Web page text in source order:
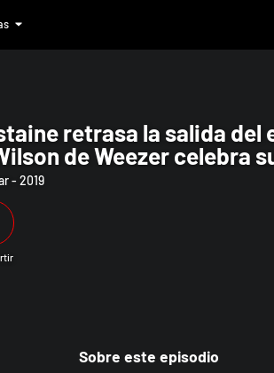
retrasa la salida del
de Weezer celebra
- 2019
Sobre este episodio